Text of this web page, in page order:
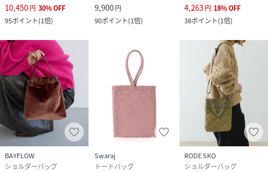
10,450円 30%OFF
95ポイント(1倍)
9,900円
90ポイント(1倍)
4,263円 18%OFF
38ポイント(1倍)
BAYFLOW
ショルダーバッグ
Swaraj
トートバッグ
RODE SKO
ショルダーバッグ